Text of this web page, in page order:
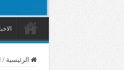
الرئيسية /